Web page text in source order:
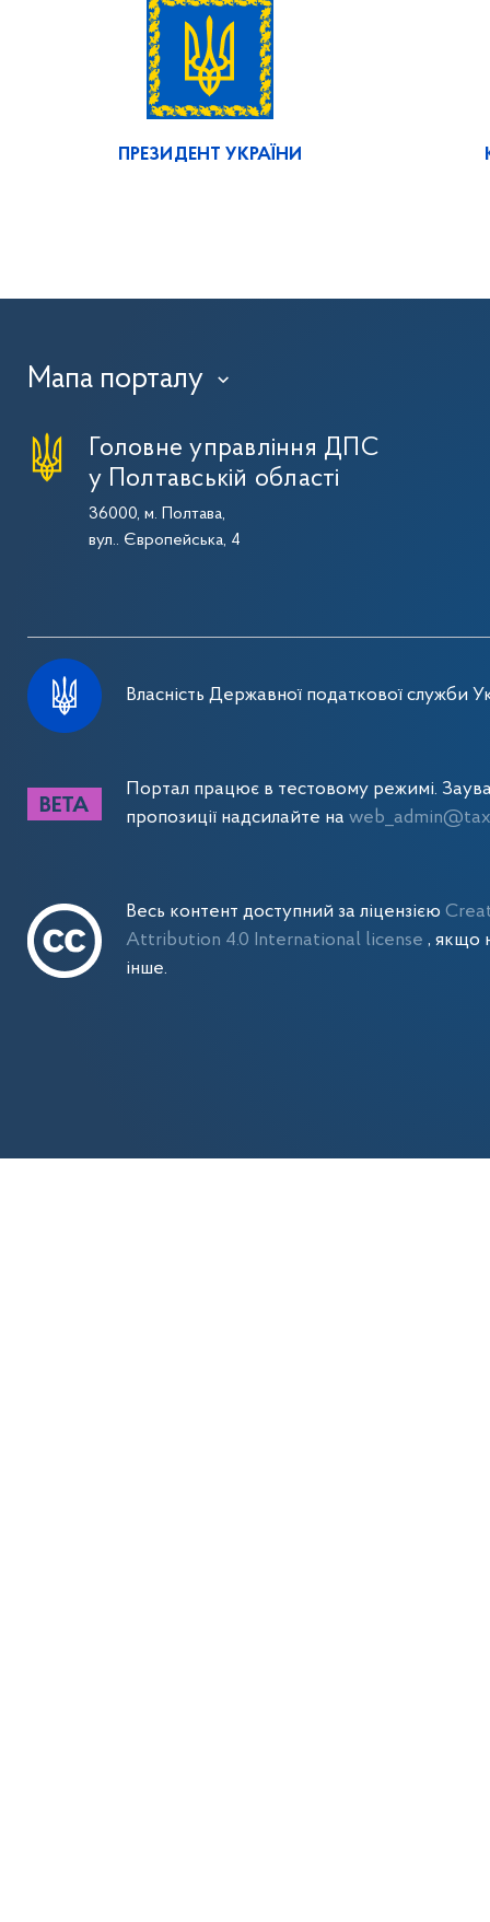
ПРЕЗИДЕНТ УКРАЇНИ
Мапа порталу ›
Головне управління ДПС
у Полтавській області
36000, м. Полтава,
вул.. Європейська, 4
Власність Державної податкової служби
Портал працює в тестовому режимі.
пропозиції надсилайте на
Весь контент доступний за ліцензією
Attribution 4.0 International license , якщо
інше.